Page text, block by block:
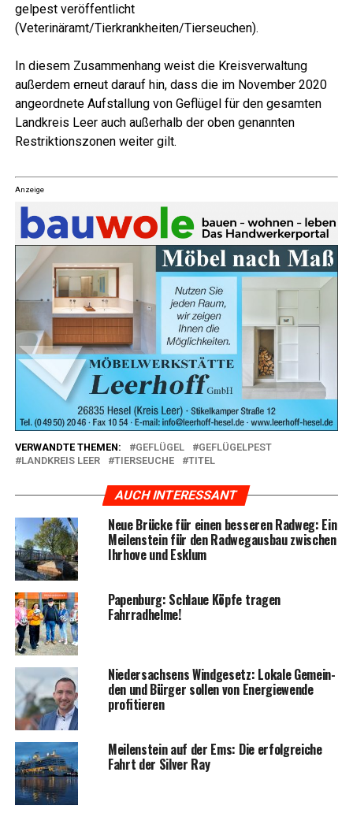
gel­pest ver­öf­fent­licht
(Veterinäramt/Tierkrankheiten/Tierseuchen).
In die­sem Zusam­men­hang weist die Kreis­ver­wal­tung
außer­dem erneut dar­auf hin, dass die im Novem­ber 2020
ange­ord­ne­te Auf­stal­lung von Geflü­gel für den gesam­ten
Land­kreis Leer auch außer­halb der oben genann­ten
Restrik­ti­ons­zo­nen wei­ter gilt.
Anzeige
VERWANDTE THEMEN: GEFLÜGEL
GEFLÜGELPEST
LANDKREIS LEER
TIERSEUCHE TITEL
AUCH INTERESSANT
Neue Brü­cke für einen bes­se­ren Rad­weg: Ein
Mei­len­stein für den Rad­weg­aus­bau zwi­schen
Ihr­ho­ve und Esklum
Papen­burg: Schlaue Köp­fe tra­gen
Fahrradhelme!
Nie­der­sach­sens Wind­ge­setz: Loka­le Gemein­
den und Bür­ger sol­len von Ener­gie­wen­de
profitieren
Mei­len­stein auf der Ems: Die erfolg­rei­che
Fahrt der Sil­ver Ray